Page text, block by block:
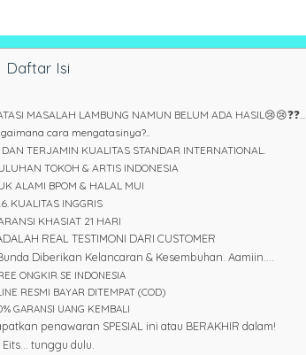
Daftar Isi
MASALAH LAMBUNG NAMUN BELUM ADA HASIL😢😢❓❓...
cara mengatasinya?..
TERJAMIN KUALITAS STANDAR INTERNATIONAL.
TOKOH & ARTIS INDONESIA
ALAMI BPOM & HALAL MUI
KUALITAS INGGRIS
KHASIAT 21 HARI
REAL TESTIMONI DARI CUSTOMER
Diberikan Kelancaran & Kesembuhan. Aamiin....
ONGKIR SE INDONESIA
RESMI BAYAR DITEMPAT (COD)
GARANSI UANG KEMBALI
penawaran SPESIAL ini atau BERAKHIR dalam!
Eits... tunggu dulu.